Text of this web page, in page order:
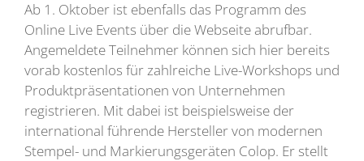
Ab 1. Oktober ist ebenfalls das Programm des
Online Live Events über die Webseite abrufbar.
Angemeldete Teilnehmer können sich hier bereits
vorab kostenlos für zahlreiche Live-Workshops und
Produktpräsentationen von Unternehmen
registrieren. Mit dabei ist beispielsweise der
international führende Hersteller von modernen
Stempel- und Markierungsgeräten Colop. Er stellt